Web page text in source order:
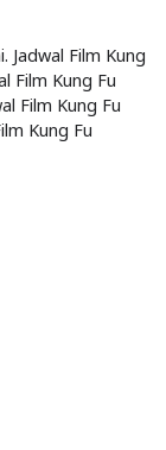
Jadwal Film Kung
Film Kung Fu
Film Kung Fu
Kung Fu